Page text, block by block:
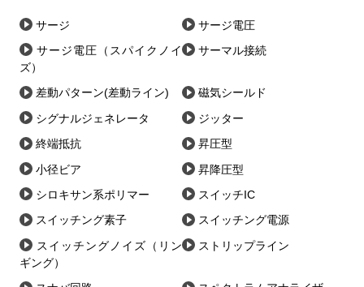
サージ サージ電圧
サージ電圧（スパイクノイ
ズ）
サーマル接続
差動パターン(差動ライン) 磁気シールド
シグナルジェネレータ ジッター
終端抵抗 昇圧型
小径ビア 昇降圧型
シロキサン系ポリマー スイッチIC
スイッチング素子 スイッチング電源
スイッチングノイズ（リン
ギング）
ストリップライン